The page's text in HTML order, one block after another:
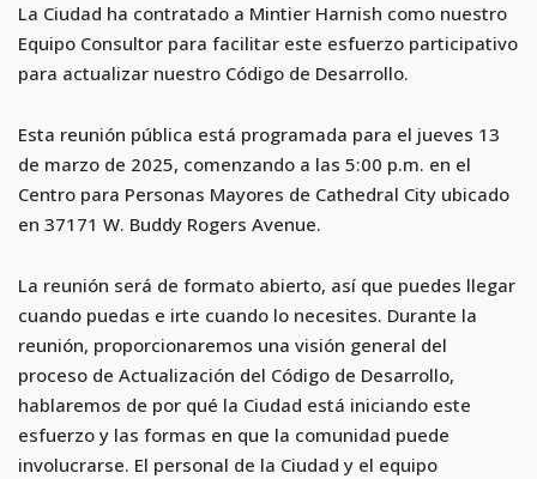
La Ciudad ha contratado a Mintier Harnish como nuestro
Equipo Consultor para facilitar este esfuerzo participativo
para actualizar nuestro Código de Desarrollo.
Esta reunión pública está programada para el jueves 13
de marzo de 2025, comenzando a las 5:00 p.m. en el
Centro para Personas Mayores de Cathedral City ubicado
en 37171 W. Buddy Rogers Avenue.
La reunión será de formato abierto, así que puedes llegar
cuando puedas e irte cuando lo necesites. Durante la
reunión, proporcionaremos una visión general del
proceso de Actualización del Código de Desarrollo,
hablaremos de por qué la Ciudad está iniciando este
esfuerzo y las formas en que la comunidad puede
involucrarse. El personal de la Ciudad y el equipo